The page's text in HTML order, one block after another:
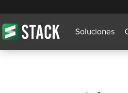
Soluciones